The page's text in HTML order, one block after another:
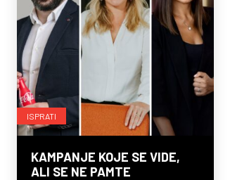
ISPRATI
KAMPANJE KOJE SE VIDE,
ALI SE NE PAMTE